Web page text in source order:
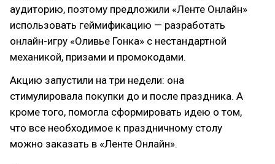
аудиторию, поэтому предложили «Ленте Онлайн»
использовать геймификацию — разработать
онлайн-игру «Оливье Гонка» с нестандартной
механикой, призами и промокодами.
Акцию запустили на три недели: она
стимулировала покупки до и после праздника. А
кроме того, помогла сформировать идею о том,
что все необходимое к праздничному столу
можно заказать в «Ленте Онлайн».